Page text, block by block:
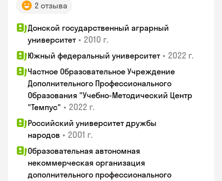
2 отзыва
Донской государственный аграрный
университет • 2010 г.
Южный федеральный университет • 2022 г.
Частное Образовательное Учреждение
Дополнительного Профессионального
Образования "Учебно-Методический Центр
"Темпус" • 2022 г.
Российский университет дружбы
народов • 2001 г.
Образовательная автономная
некоммерческая организация
дополнительного профессионального